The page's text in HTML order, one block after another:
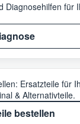
Diagnosehilfen für
Ersatzteile für
& Alternativteile.
bestellen